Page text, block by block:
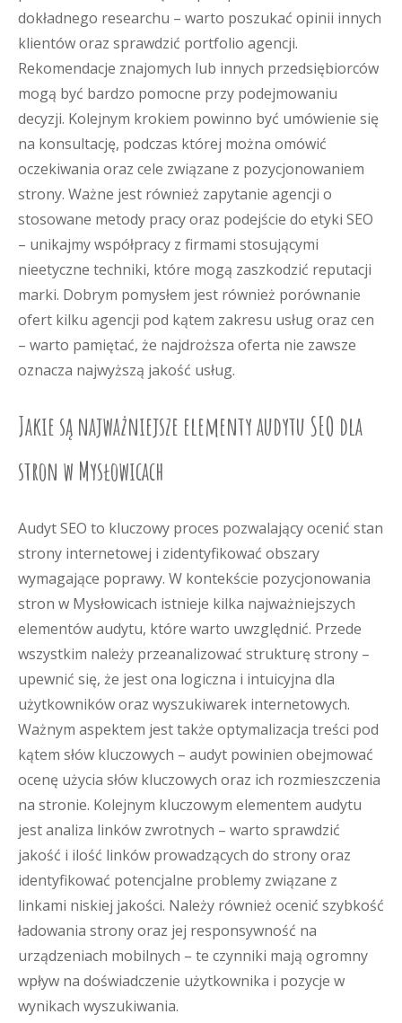
dokładnego researchu – warto poszukać opinii innych
klientów oraz sprawdzić portfolio agencji.
Rekomendacje znajomych lub innych przedsiębiorców
mogą być bardzo pomocne przy podejmowaniu
decyzji. Kolejnym krokiem powinno być umówienie się
na konsultację, podczas której można omówić
oczekiwania oraz cele związane z pozycjonowaniem
strony. Ważne jest również zapytanie agencji o
stosowane metody pracy oraz podejście do etyki SEO
– unikajmy współpracy z firmami stosującymi
nieetyczne techniki, które mogą zaszkodzić reputacji
marki. Dobrym pomysłem jest również porównanie
ofert kilku agencji pod kątem zakresu usług oraz cen
– warto pamiętać, że najdroższa oferta nie zawsze
oznacza najwyższą jakość usług.
Jakie są najważniejsze elementy audytu SEO dla
stron w Mysłowicach
Audyt SEO to kluczowy proces pozwalający ocenić stan
strony internetowej i zidentyfikować obszary
wymagające poprawy. W kontekście pozycjonowania
stron w Mysłowicach istnieje kilka najważniejszych
elementów audytu, które warto uwzględnić. Przede
wszystkim należy przeanalizować strukturę strony –
upewnić się, że jest ona logiczna i intuicyjna dla
użytkowników oraz wyszukiwarek internetowych.
Ważnym aspektem jest także optymalizacja treści pod
kątem słów kluczowych – audyt powinien obejmować
ocenę użycia słów kluczowych oraz ich rozmieszczenia
na stronie. Kolejnym kluczowym elementem audytu
jest analiza linków zwrotnych – warto sprawdzić
jakość i ilość linków prowadzących do strony oraz
identyfikować potencjalne problemy związane z
linkami niskiej jakości. Należy również ocenić szybkość
ładowania strony oraz jej responsywność na
urządzeniach mobilnych – te czynniki mają ogromny
wpływ na doświadczenie użytkownika i pozycje w
wynikach wyszukiwania.